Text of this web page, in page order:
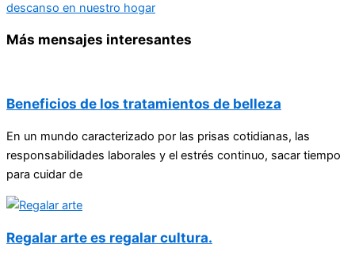
descanso en nuestro hogar
Más mensajes interesantes
Beneficios de los tratamientos de belleza
En un mundo caracterizado por las prisas cotidianas, las
responsabilidades laborales y el estrés continuo, sacar tiempo
para cuidar de
Regalar arte es regalar cultura.